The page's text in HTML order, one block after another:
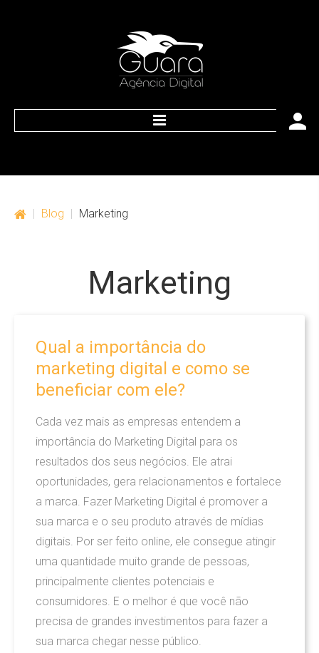
Publicidade
Criação
Marketing
Manutenção
Hospedagem de sites
Agência Digital
Somos uma Agência Digital e buscamos sempre
| Blog | Marketing
Marketing
Qual a importância do
marketing digital e como se
beneficiar com ele?
Cada vez mais as empresas entendem a
importância do Marketing Digital para os
resultados dos seus negócios. Ele atrai
oportunidades, gera relacionamentos e fortalece
a marca. Fazer Marketing Digital é promover a
sua marca e o seu produto através de mídias
digitais. Por ser feito online, ele consegue atingir
uma quantidade muito grande de pessoas,
principalmente clientes potenciais e
consumidores. E o melhor é que você não
precisa de grandes investimentos para fazer a
sua marca chegar nesse público.